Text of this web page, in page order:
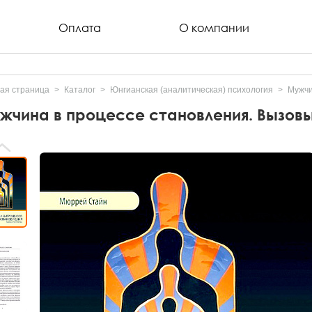
Оплата О компании
страница Каталог Юнгианская (аналитическая) психология
в процессе становления.